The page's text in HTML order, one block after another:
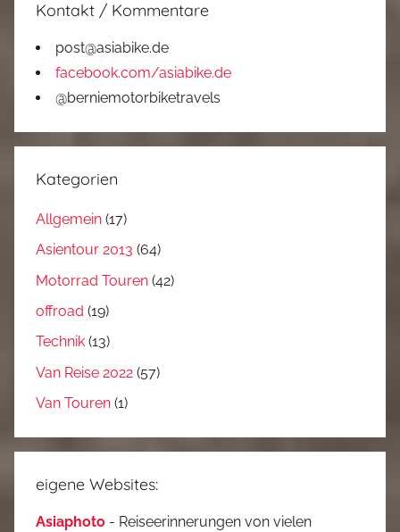
Kontakt / Kommentare
post@asiabike.de
facebook.com/asiabike.de
@berniemotorbiketravels
Kategorien
Allgemein (17)
Asientour 2013 (64)
Motorrad Touren (42)
offroad (19)
Technik (13)
Van Reise 2022 (57)
Van Touren (1)
eigene Websites:
Asiaphoto - Reiseerinnerungen von vielen